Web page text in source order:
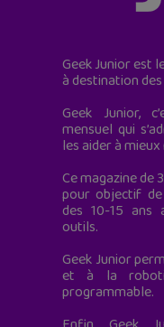
Geek Junior est
à destination
Geek Junior,
mensuel qui
les aider à
Ce magazine de
pour objectif
des 10-15 ans
outils.
Geek Junior
et à la
programmable.